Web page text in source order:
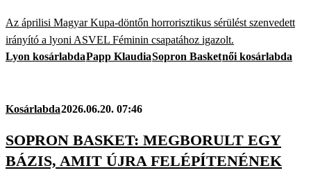
Az áprilisi Magyar Kupa-döntőn horrorisztikus sérülést szenvedett
irányító a lyoni ASVEL Féminin csapatához igazolt.
Lyon kosárlabdaPapp KlaudiaSopron Basketnői kosárlabda
Kosárlabda2026.06.20. 07:46
SOPRON BASKET: MEGBORULT EGY
BÁZIS, AMIT ÚJRA FELÉPÍTENÉNEK